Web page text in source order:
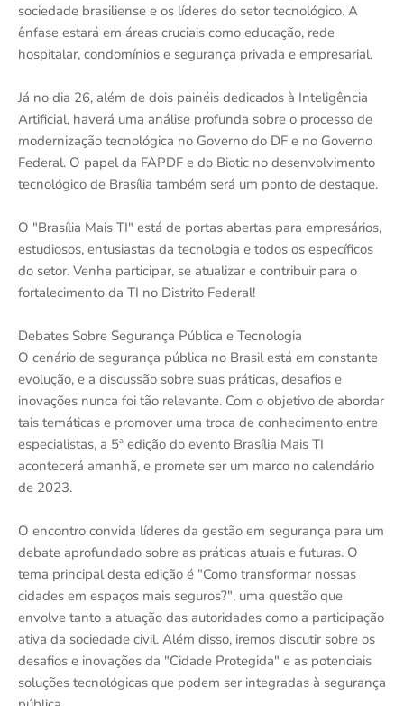
sociedade brasiliense e os líderes do setor tecnológico. A
ênfase estará em áreas cruciais como educação, rede
hospitalar, condomínios e segurança privada e empresarial.
Já no dia 26, além de dois painéis dedicados à Inteligência
Artificial, haverá uma análise profunda sobre o processo de
modernização tecnológica no Governo do DF e no Governo
Federal. O papel da FAPDF e do Biotic no desenvolvimento
tecnológico de Brasília também será um ponto de destaque.
O "Brasília Mais TI" está de portas abertas para empresários,
estudiosos, entusiastas da tecnologia e todos os específicos
do setor. Venha participar, se atualizar e contribuir para o
fortalecimento da TI no Distrito Federal!
Debates Sobre Segurança Pública e Tecnologia
O cenário de segurança pública no Brasil está em constante
evolução, e a discussão sobre suas práticas, desafios e
inovações nunca foi tão relevante. Com o objetivo de abordar
tais temáticas e promover uma troca de conhecimento entre
especialistas, a 5ª edição do evento Brasília Mais TI
acontecerá amanhã, e promete ser um marco no calendário
de 2023.
O encontro convida líderes da gestão em segurança para um
debate aprofundado sobre as práticas atuais e futuras. O
tema principal desta edição é "Como transformar nossas
cidades em espaços mais seguros?", uma questão que
envolve tanto a atuação das autoridades como a participação
ativa da sociedade civil. Além disso, iremos discutir sobre os
desafios e inovações da "Cidade Protegida" e as potenciais
soluções tecnológicas que podem ser integradas à segurança